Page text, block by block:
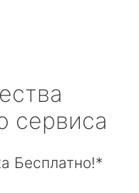
сервиса
Бесплатно!*